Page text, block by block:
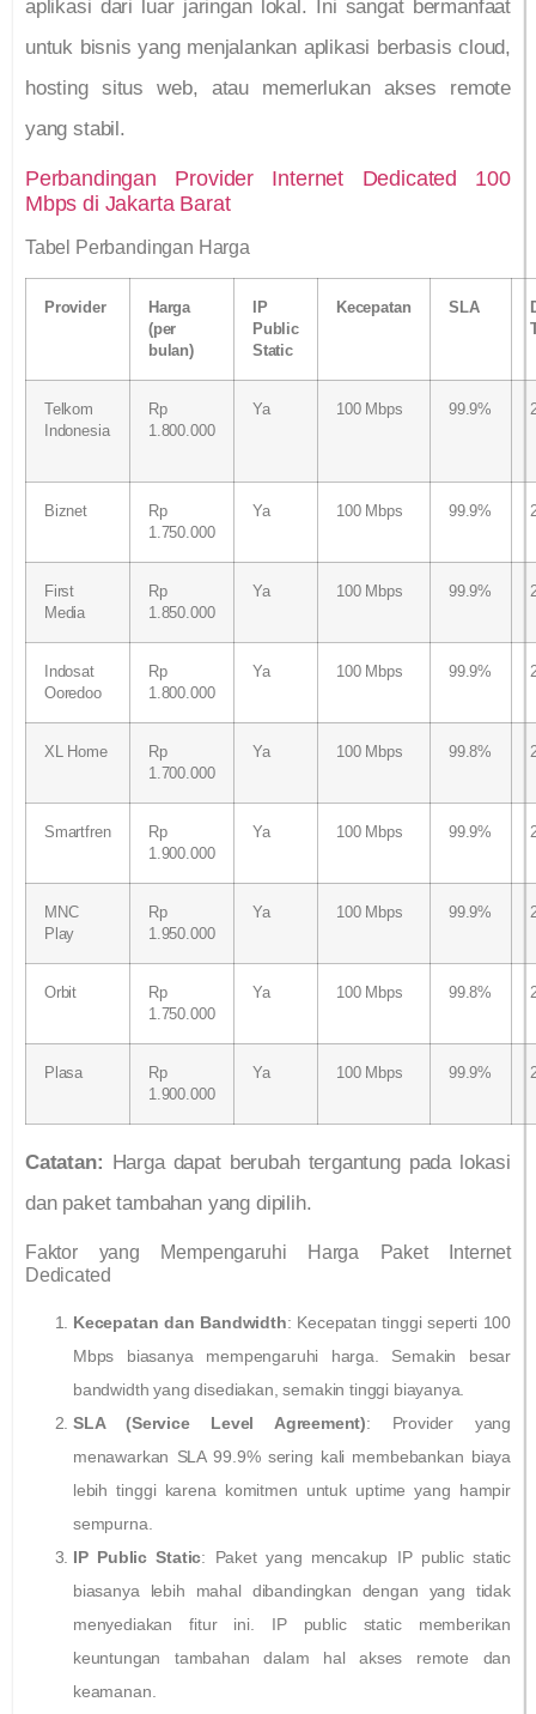
aplikasi dari luar jaringan lokal. Ini sangat bermanfaat
untuk bisnis yang menjalankan aplikasi berbasis cloud,
hosting situs web, atau memerlukan akses remote
yang stabil.
Perbandingan Provider Internet Dedicated 100
Mbps di Jakarta Barat
Tabel Perbandingan Harga
Provider
Harga
(per
bulan)
IP
Public
Static
Kecepatan SLA
Telkom
Indonesia
Rp
1.800.000
Ya 100 Mbps 99.9%
Biznet
Rp
1.750.000
Ya 100 Mbps 99.9%
First
Media
Rp
1.850.000
Ya 100 Mbps 99.9%
Indosat
Ooredoo
Rp
1.800.000
Ya 100 Mbps 99.9%
XL Home
Rp
1.700.000
Ya 100 Mbps 99.8%
Smartfren
Rp
1.900.000
Ya 100 Mbps 99.9%
MNC
Play
Rp
1.950.000
Ya 100 Mbps 99.9%
Orbit
Rp
1.750.000
Ya 100 Mbps 99.8%
Plasa
Rp
1.900.000
Ya 100 Mbps 99.9%
Catatan: Harga dapat berubah tergantung pada lokasi
dan paket tambahan yang dipilih.
Faktor yang Mempengaruhi Harga Paket Internet
Dedicated
Kecepatan dan Bandwidth: Kecepatan tinggi seperti 100
Mbps biasanya mempengaruhi harga. Semakin besar
bandwidth yang disediakan, semakin tinggi biayanya.
SLA (Service Level Agreement): Provider yang
menawarkan SLA 99.9% sering kali membebankan biaya
lebih tinggi karena komitmen untuk uptime yang hampir
sempurna.
IP Public Static: Paket yang mencakup IP public static
biasanya lebih mahal dibandingkan dengan yang tidak
menyediakan fitur ini. IP public static memberikan
keuntungan tambahan dalam hal akses remote dan
keamanan.